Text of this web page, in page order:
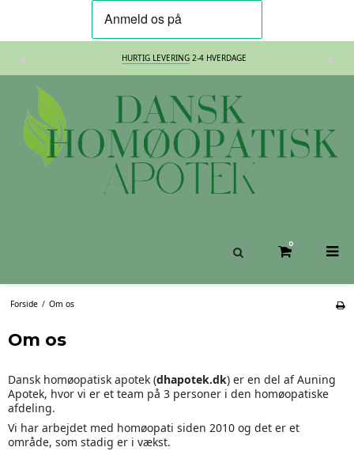
HURTIG LEVERING 2-4 HVERDAGE
0
Forside / Om os
Om os
Dansk homøopatisk apotek (dhapotek.dk) er en del af Auning
Apotek, hvor vi er et team på 3 personer i den homøopatiske
afdeling.
Vi har arbejdet med homøopati siden 2010 og det er et
område, som stadig er i vækst.